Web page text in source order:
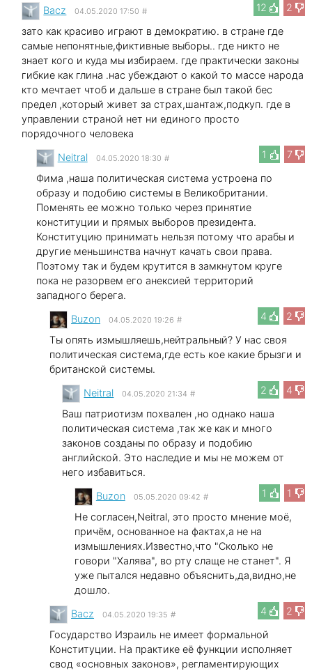
12
2
Bacz 04.05.2020 17:50 #
зато как красиво играют в демократию. в стране где
самые непонятные,фиктивные выборы.. где никто не
знает кого и куда мы избираем. где практически законы
гибкие как глина .нас убеждают о какой то массе народа
кто мечтает чтоб и дальше в стране был такой бес
предел ,который живет за страх,шантаж,подкуп. где в
управлении страной нет ни единого просто
порядочного человека
1
7
Neitral 04.05.2020 18:30 #
Фима ,наша политическая система устроена по
образу и подобию системы в Великобритании.
Поменять ее можно только через принятие
конституции и прямых выборов президента.
Конституцию принимать нельзя потому что арабы и
другие меньшинства начнут качать свои права.
Поэтому так и будем крутится в замкнутом круге
пока не разорвем его анексией территорий
западного берега.
4
2
Buzon 04.05.2020 19:26 #
Ты опять измышляешь,нейтральный? У нас своя
политическая система,где есть кое какие брызги и
британской системы.
2
4
Neitral 04.05.2020 21:34 #
Ваш патриотизм похвален ,но однако наша
политическая система ,так же как и много
законов созданы по образу и подобию
английской. Это наследие и мы не можем от
него избавиться.
1
1
Buzon 05.05.2020 09:42 #
Не согласен,Neitral, это просто мнение моё,
причём, основанное на фактах,а не на
измышлениях.Известно,что "Сколько не
говори "Халява", во рту слаще не станет". Я
уже пытался недавно объяснить,да,видно,не
дошло.
4
2
Bacz 04.05.2020 19:35 #
Государство Израиль не имеет формальной
Конституции. На практике её функции исполняет
свод «основных законов», регламентирующих